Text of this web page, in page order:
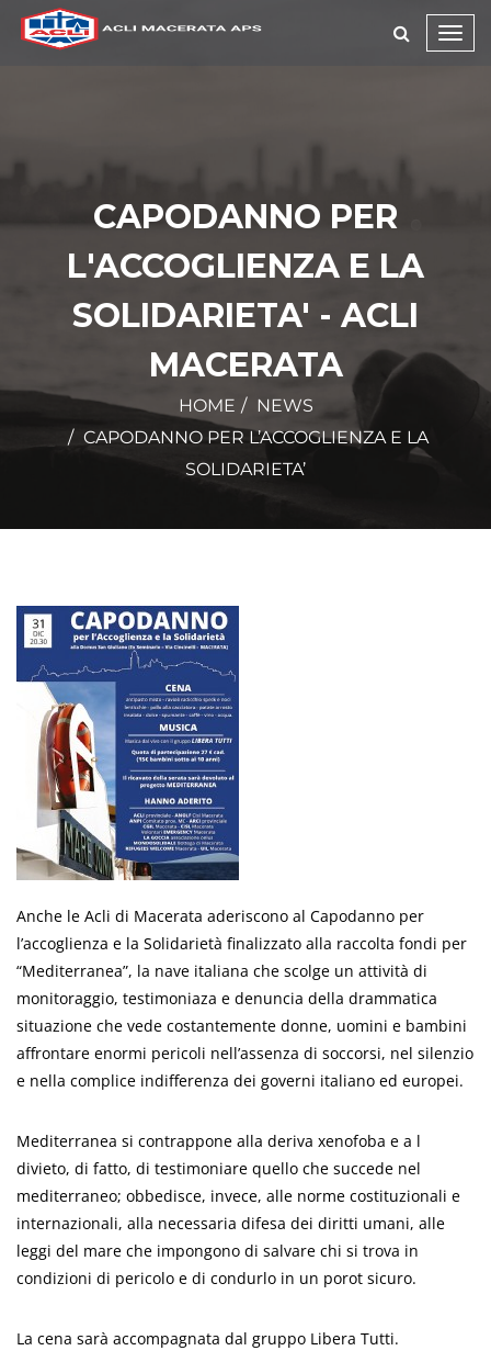
CAPODANNO PER
L'ACCOGLIENZA E LA
SOLIDARIETA' - ACLI
MACERATA
HOME
NEWS
CAPODANNO PER L’ACCOGLIENZA E LA
SOLIDARIETA’
Anche le Acli di Macerata aderiscono al Capodanno per
l’accoglienza e la Solidarietà finalizzato alla raccolta fondi per
“Mediterranea”, la nave italiana che scolge un attività di
monitoraggio, testimoniaza e denuncia della drammatica
situazione che vede costantemente donne, uomini e bambini
affrontare enormi pericoli nell’assenza di soccorsi, nel silenzio
e nella complice indifferenza dei governi italiano ed europei.
Mediterranea si contrappone alla deriva xenofoba e a l
divieto, di fatto, di testimoniare quello che succede nel
mediterraneo; obbedisce, invece, alle norme costituzionali e
internazionali, alla necessaria difesa dei diritti umani, alle
leggi del mare che impongono di salvare chi si trova in
condizioni di pericolo e di condurlo in un porot sicuro.
La cena sarà accompagnata dal gruppo Libera Tutti.